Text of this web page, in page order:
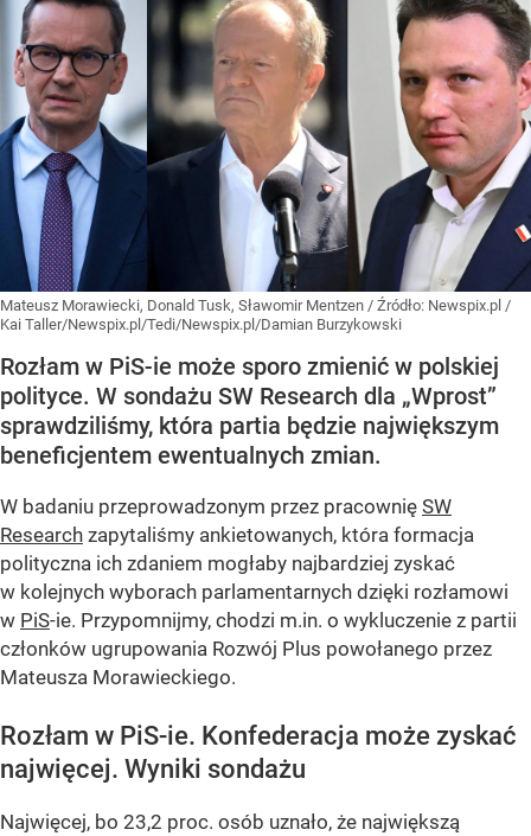
Mateusz Morawiecki, Donald Tusk, Sławomir Mentzen / Źródło: Newspix.pl /
Kai Taller/Newspix.pl/Tedi/Newspix.pl/Damian Burzykowski
Rozłam w PiS-ie może sporo zmienić w polskiej
polityce. W sondażu SW Research dla „Wprost”
sprawdziliśmy, która partia będzie największym
beneficjentem ewentualnych zmian.
W badaniu przeprowadzonym przez pracownię SW
Research zapytaliśmy ankietowanych, która formacja
polityczna ich zdaniem mogłaby najbardziej zyskać
w kolejnych wyborach parlamentarnych dzięki rozłamowi
w PiS-ie. Przypomnijmy, chodzi m.in. o wykluczenie z partii
członków ugrupowania Rozwój Plus powołanego przez
Mateusza Morawieckiego.
Rozłam w PiS-ie. Konfederacja może zyskać
najwięcej. Wyniki sondażu
Najwięcej, bo 23,2 proc. osób uznało, że największą